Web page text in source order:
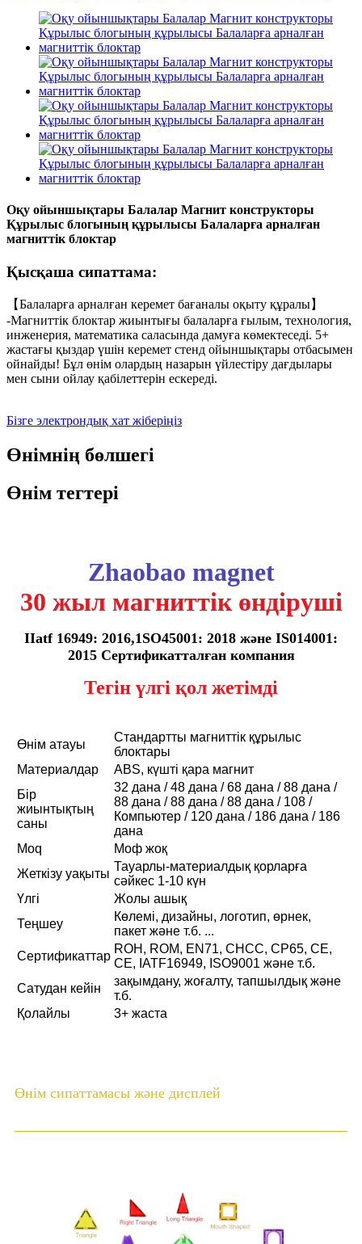
Оқу ойыншықтары Балалар Магнит конструкторы
Құрылыс блогының құрылысы Балаларға арналған
магниттік блоктар
Қысқаша сипаттама:
【Балаларға арналған керемет бағаналы оқыту құралы】
-Магниттік блоктар жиынтығы балаларға ғылым, технология,
инженерия, математика саласында дамуға көмектеседі. 5+
жастағы қыздар үшін керемет стенд ойыншықтары отбасымен
ойнайды! Бұл өнім олардың назарын үйлестіру дағдылары
мен сыни ойлау қабілеттерін ескереді.
Бізге электрондық хат жіберіңіз
Өнімнің бөлшегі
Өнім тегтері
Zhaobao magnet
30 жыл магниттік өндіруші
IIatf 16949: 2016,1SO45001: 2018 және IS014001:
2015 Сертификатталған компания
Тегін үлгі қол жетімді
Өнім атауы
Стандартты магниттік құрылыс
блоктары
Материалдар
ABS, күшті қара магнит
Бір
жиынтықтың
саны
32 дана / 48 дана / 68 дана / 88 дана /
88 дана / 88 дана / 88 дана / 108 /
Компьютер / 120 дана / 186 дана / 186
дана
Moq
Моф жоқ
Жеткізу уақыты
Тауарлы-материалдық қорларға
сәйкес 1-10 күн
Үлгі
Жолы ашық
Теңшеу
Көлемі, дизайны, логотип, өрнек,
пакет және т.б. ...
Сертификаттар
ROH, ROM, EN71, CHCC, CP65, CE,
CE, IATF16949, ISO9001 және т.б.
Сатудан кейін
зақымдану, жоғалту, тапшылдық және
т.б.
Қолайлы
3+ жаста
Өнім сипаттамасы және дисплей